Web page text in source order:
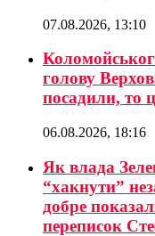
07.08.2026, 13:10
голову
посадили, то
06.08.2026, 18:16
Як влада
“хакнути”
добре
переписок